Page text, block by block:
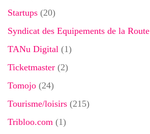
Startups (20)
Syndicat des Equipements de la Route
TANu Digital (1)
Ticketmaster (2)
Tomojo (24)
Tourisme/loisirs (215)
Tribloo.com (1)